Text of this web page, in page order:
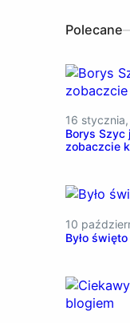
Polecane
16
Borys Szyc
zobaczcie
10
Było święto